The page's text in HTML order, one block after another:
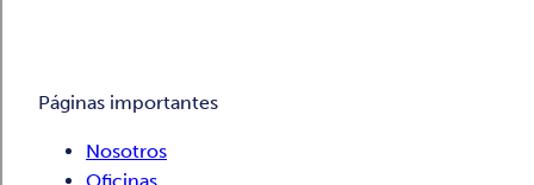
Páginas importantes
Nosotros
Oficinas